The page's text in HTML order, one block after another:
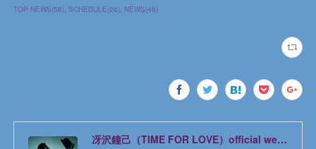
TOP NEWS(58) SCHEDULE(26) NEWS(46)
冴沢鐘己（TIME FOR LOVE）official web site